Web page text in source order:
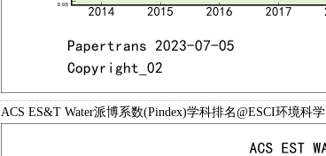
ACS ES&T Water派博系数(Pindex)学科排名@ESCI环境科学